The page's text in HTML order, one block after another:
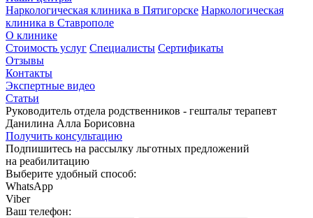
Наркологическая клиника в Пятигорске Наркологическая
клиника в Ставрополе
О клинике
Стоимость услуг Специалисты Сертификаты
Отзывы
Контакты
Экспертные видео
Статьи
Руководитель отдела родственников - гештальт терапевт
Данилина Алла Борисовна
Получить консультацию
Подпишитесь на рассылку льготных предложений
на реабилитацию
Выберите удобный способ:
WhatsApp
Viber
Ваш телефон: